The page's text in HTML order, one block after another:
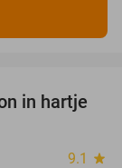
28%
in hartje
9.1 star